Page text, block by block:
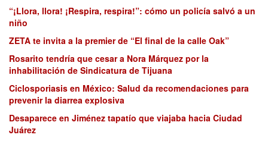
“¡Llora, llora! ¡Respira, respira!”: cómo un policía salvó a un
niño
ZETA te invita a la premier de “El final de la calle Oak”
Rosarito tendría que cesar a Nora Márquez por la
inhabilitación de Sindicatura de Tijuana
Ciclosporiasis en México: Salud da recomendaciones para
prevenir la diarrea explosiva
Desaparece en Jiménez tapatío que viajaba hacia Ciudad
Juárez